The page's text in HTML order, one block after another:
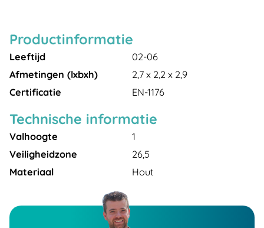
Productinformatie
Leeftijd
02-06
Afmetingen (lxbxh)
2,7 x 2,2 x 2,9
Certificatie
EN-1176
Technische informatie
Valhoogte
1
Veiligheidzone
26,5
Materiaal
Hout